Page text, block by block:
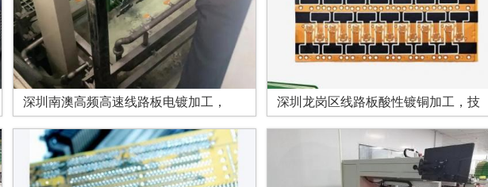
深圳南澳高频高速线路板电镀加工， 深圳龙岗区线路板酸性镀铜加工，技